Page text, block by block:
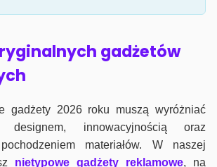
gadżetów
gadżety 2026 roku muszą wyróżniać
innowacyjnością oraz
materiałów. W naszej
nietypowe gadżety reklamowe, na